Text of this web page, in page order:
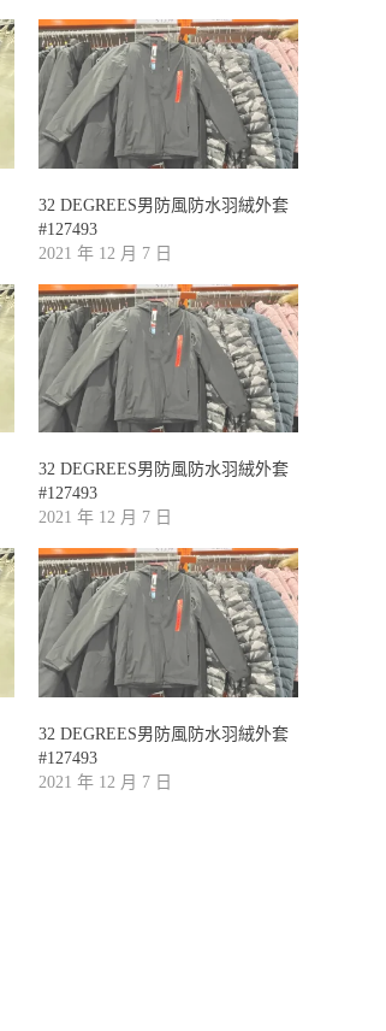
32 DEGREES男防風防水羽絨外套
#127493
2021 年 12 月 7 日
32 DEGREES男防風防水羽絨外套
#127493
2021 年 12 月 7 日
32 DEGREES男防風防水羽絨外套
#127493
2021 年 12 月 7 日